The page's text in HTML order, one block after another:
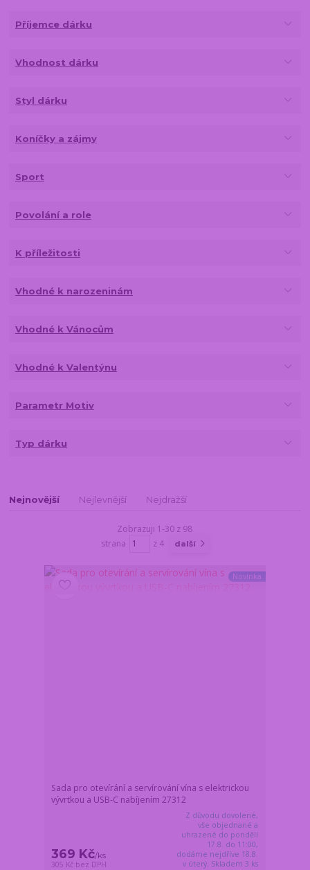
Příjemce dárku
Vhodnost dárku
Styl dárku
Koníčky a zájmy
Sport
Povolání a role
K příležitosti
Vhodné k narozeninám
Vhodné k Vánocům
Vhodné k Valentýnu
Parametr Motiv
Typ dárku
Nejnovější Nejlevnější Nejdražší
Zobrazuji 1-30 z 98
strana
z 4 další
Novinka
Sada pro otevírání a servírování vína s elektrickou
vývrtkou a USB-C nabíjením 27312
369 Kč/ks
305 Kč bez DPH
Z důvodu dovolené,
vše objednané a
uhrazené do pondělí
17.8. do 11:00,
dodáme nejdříve 18.8.
v úterý. Skladem 3 ks